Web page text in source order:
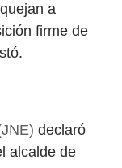
a
firme de
declaró
alcalde de